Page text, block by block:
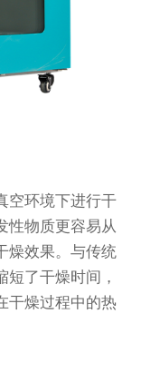
空环境下进行干
性物质更容易从
燥效果。与传统
了干燥时间，
干燥过程中的热